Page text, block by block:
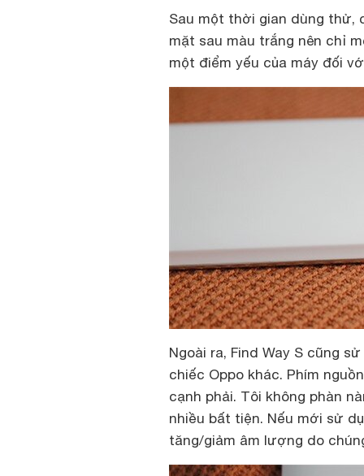
Sau một thời gian dùng thử,
mặt sau màu trắng nên chỉ
một điểm yếu của máy đối
Ngoài ra, Find Way S cũng
chiếc Oppo khác. Phím
cạnh phải. Tôi không phàn
nhiều bất tiện. Nếu mới sử
tăng/giảm âm lượng do